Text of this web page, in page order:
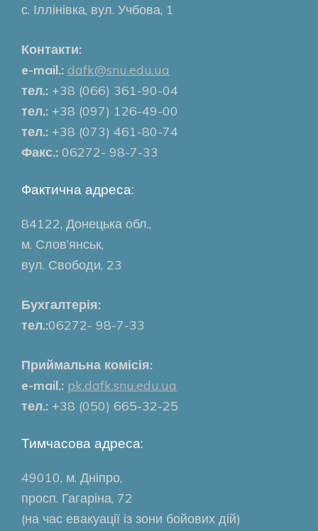
с. Іллінівка, вул. Учбова, 1
Контакти:
e-mail.: dafk@snu.edu.ua
тел.: +38 (066) 361-90-04
тел.: +38 (097) 126-49-00
тел.: +38 (073) 461-80-74
Факс.: 06272- 98-7-33
Фактична адреса:
84122, Донецька обл.,
м. Слов’янськ,
вул. Свободи, 23
Бухгалтерія:
тел.:06272- 98-7-33
Приймальна комісія:
e-mail.: pk.dafk.snu.edu.ua
тел.: +38 (050) 665-32-25
Тимчасова адреса:
49010, м. Дніпро,
просп. Гагаріна, 72
(на час евакуації із зони бойових дій)